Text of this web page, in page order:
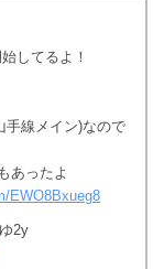
してるよ！
手線メイン)なので
あったよ
EWO8Bxueg8
2y